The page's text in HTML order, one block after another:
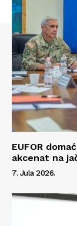
Info
EUFOR
akcenat na
7. Jula 2026.